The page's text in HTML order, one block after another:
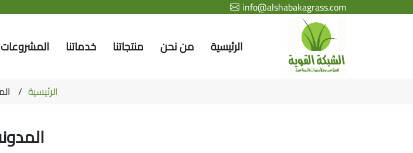
info@alshabakagrass.com
الرئيسية من نحن منتجاتنا خدماتنا المشروعات
الرئيسية